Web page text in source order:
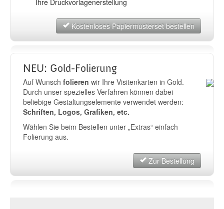
Ihre Druckvorlagenerstellung
Kostenloses Papiermusterset bestellen
NEU: Gold-Folierung
Auf Wunsch folieren wir Ihre Visitenkarten in Gold.
Durch unser spezielles Verfahren können dabei
beliebige Gestaltungselemente verwendet werden:
Schriften, Logos, Grafiken, etc.
Wählen Sie beim Bestellen unter „Extras“ einfach
Folierung aus.
Zur Bestellung